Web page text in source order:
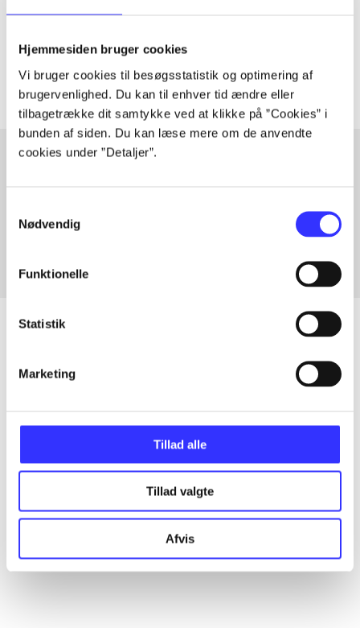
Hjemmesiden bruger cookies
Vi bruger cookies til besøgsstatistik og optimering af
brugervenlighed. Du kan til enhver tid ændre eller
tilbagetrække dit samtykke ved at klikke på ”Cookies” i
bunden af siden. Du kan læse mere om de anvendte
cookies under ”Detaljer”.
Nødvendig
Funktionelle
Statistik
Marketing
Tillad alle
Tillad valgte
Afvis
Artiklerne i handler ofte om
Fra
Artikler